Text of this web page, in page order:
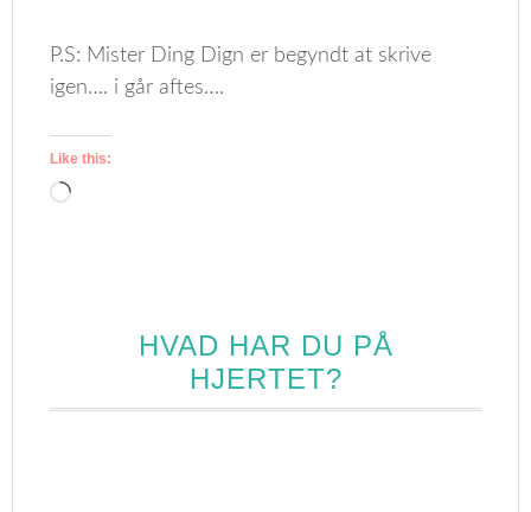
P.S: Mister Ding Dign er begyndt at skrive
igen…. i går aftes….
Like this:
Loading…
HVAD HAR DU PÅ
HJERTET?